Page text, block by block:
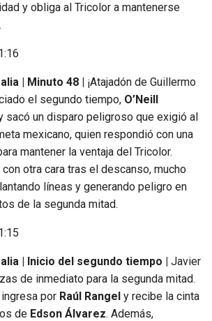
y obliga al Tricolor a mantenerse
| Minuto 48 | ¡Atajadón de Guillermo
el segundo tiempo, O’Neill
sacó un disparo peligroso que exigió al
mexicano, quien respondió con una
mantener la ventaja del Tricolor.
otra cara tras el descanso, mucho
líneas y generando peligro en
de la segunda mitad.
| Inicio del segundo tiempo | Javier
de inmediato para la segunda mitad.
ingresa por Raúl Rangel y recibe la cinta
de Edson Álvarez. Además,